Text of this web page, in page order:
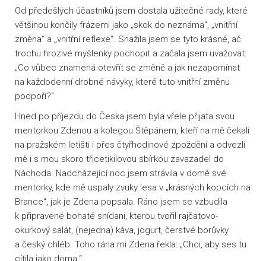
Od předešlých účastníků jsem dostala užitečné rady, které
většinou končily frázemi jako „skok do neznáma“, „vnitřní
změna“ a „vnitřní reflexe“. Snažila jsem se tyto krásné, ač
trochu hrozivé myšlenky pochopit a začala jsem uvažovat:
„Co vůbec znamená otevřít se změně a jak nezapomínat
na každodenní drobné návyky, které tuto vnitřní změnu
podpoří?“
Hned po příjezdu do Česka jsem byla vřele přijata svou
mentorkou Zdenou a kolegou Štěpánem, kteří na mě čekali
na pražském letišti i přes čtyřhodinové zpoždění a odvezli
mě i s mou skoro třicetikilovou sbírkou zavazadel do
Náchoda. Nadcházející noc jsem strávila v domě své
mentorky, kde mě uspaly zvuky lesa v „krásných kopcích na
Brance“, jak je Zdena popsala. Ráno jsem se vzbudila
k připravené bohaté snídani, kterou tvořil rajčatovo-
okurkový salát, (nejedna) káva, jogurt, čerstvé borůvky
a český chléb. Toho rána mi Zdena řekla: „Chci, aby ses tu
cítila jako doma.“